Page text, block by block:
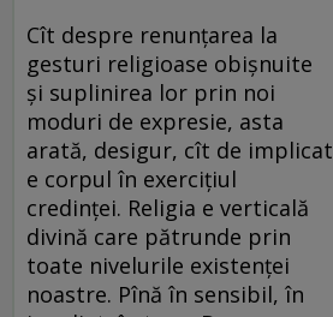
Cît despre renunţarea la
gesturi religioase obişnuite
şi suplinirea lor prin noi
moduri de expresie, asta
arată, desigur, cît de implicat
e corpul în exerciţiul
credinţei. Religia e verticală
divină care pătrunde prin
toate nivelurile existenţei
noastre. Pînă în sensibil, în